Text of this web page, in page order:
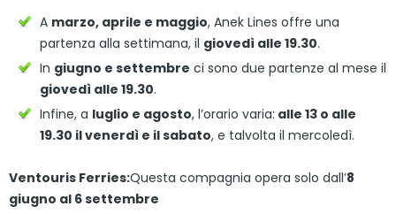
A marzo, aprile e maggio, Anek Lines offre una
partenza alla settimana, il giovedì alle 19.30.
In giugno e settembre ci sono due partenze al mese il
giovedì alle 19.30.
Infine, a luglio e agosto, l’orario varia: alle 13 o alle
19.30 il venerdì e il sabato, e talvolta il mercoledì.
Ventouris Ferries:Questa compagnia opera solo dall’8
giugno al 6 settembre